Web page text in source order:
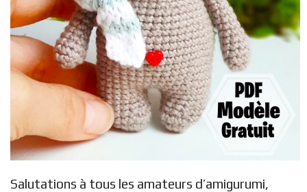
Salutations à tous les amateurs d’amigurumi,